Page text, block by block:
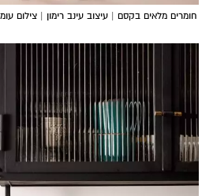
חומרים מלאים בקסם | עיצוב עינב רימון | צילום